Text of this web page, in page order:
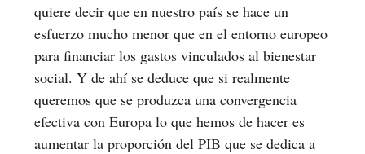
quiere decir que en nuestro país se hace un
esfuerzo mucho menor que en el entorno europeo
para financiar los gastos vinculados al bienestar
social. Y de ahí se deduce que si realmente
queremos que se produzca una convergencia
efectiva con Europa lo que hemos de hacer es
aumentar la proporción del PIB que se dedica a